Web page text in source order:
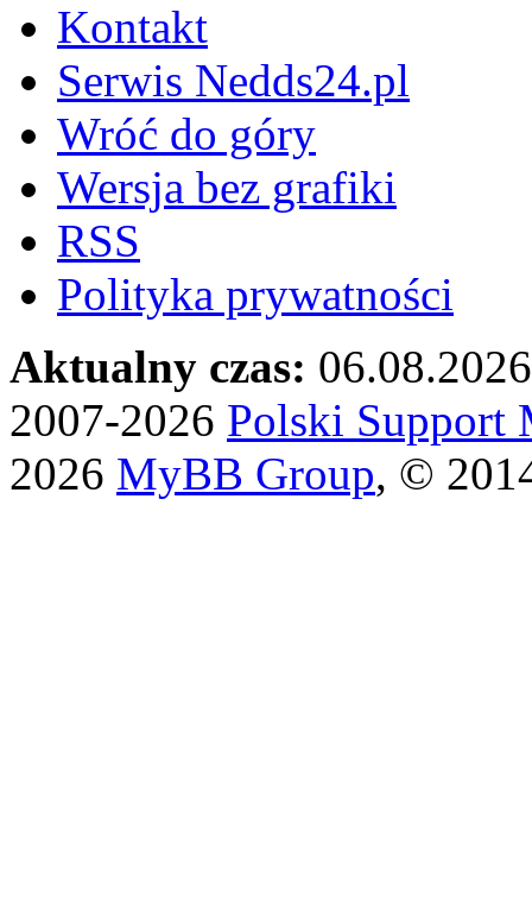
Kontakt
Serwis Nedds24.pl
Wróć do góry
Wersja bez grafiki
RSS
Polityka prywatności
Aktualny czas:
2007-2026 Polski Support
2026 MyBB Group, ©